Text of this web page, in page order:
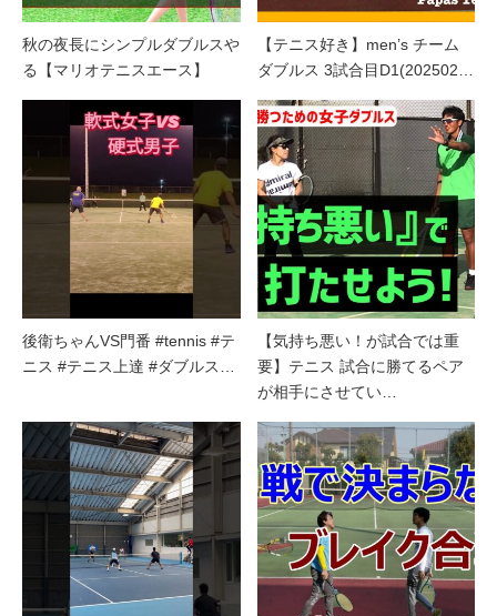
秋の夜長にシンプルダブルスや
る【マリオテニスエース】
【テニス好き】men’s チーム
ダブルス 3試合目D1(202502…
後衛ちゃんVS門番 #tennis #テ
ニス #テニス上達 #ダブルス…
【気持ち悪い！が試合では重
要】テニス 試合に勝てるペア
が相手にさせてい…